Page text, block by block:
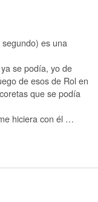
es una
se podía, yo de
de esos de Rol en
que se podía
hiciera con él …